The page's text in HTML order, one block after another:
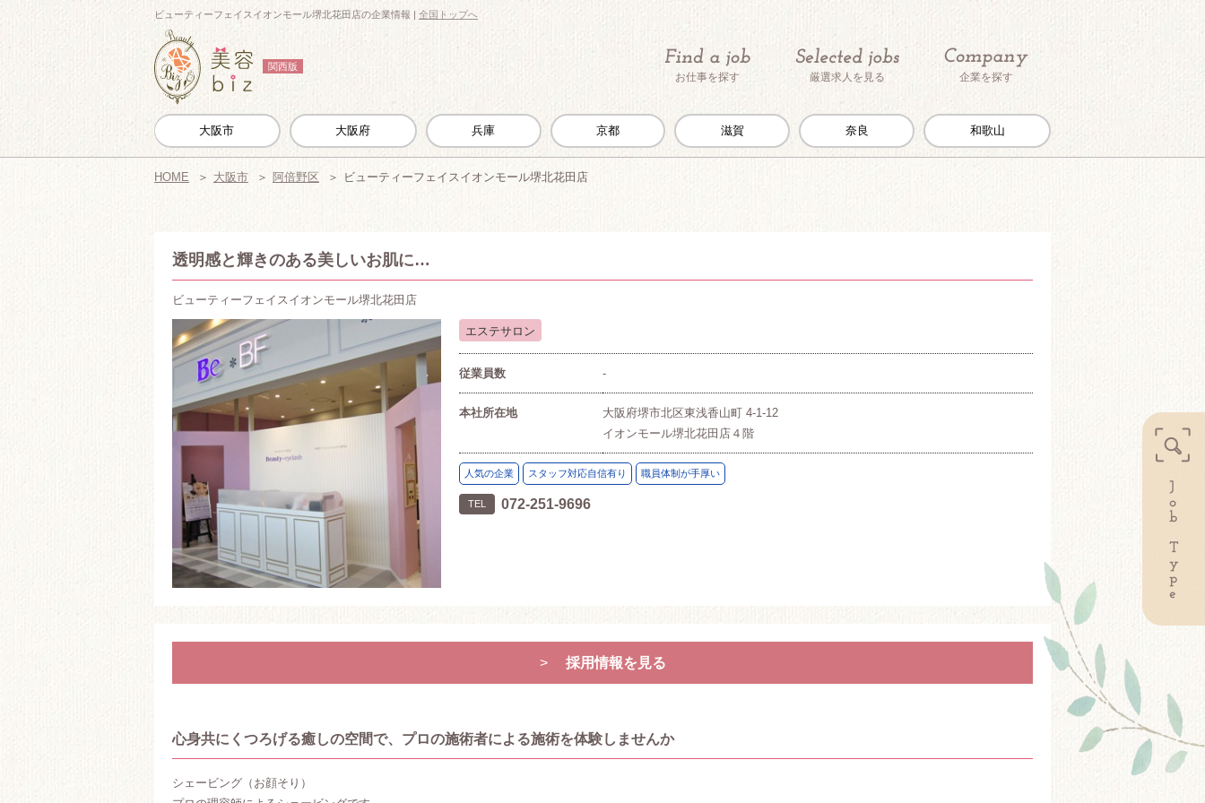
ビューティーフェイスイオンモール堺北花田店の企業情報 | 全国トップへ
関西版
お仕事を探す 厳選求人を見る 企業を探す
大阪市 大阪府 兵庫 京都 滋賀 奈良 和歌山
HOME 大阪市 阿倍野区 ビューティーフェイスイオンモール堺北花田店
透明感と輝きのある美しいお肌に…
ビューティーフェイスイオンモール堺北花田店
エステサロン
従業員数 -
本社所在地
大阪府堺市北区東浅香山町 4-1-12
イオンモール堺北花田店４階
人気の企業 スタッフ対応自信有り 職員体制が手厚い
TEL 072-251-9696
採用情報を見る
心身共にくつろげる癒しの空間で、プロの施術者による施術を体験しませんか
シェービング（お顔そり）